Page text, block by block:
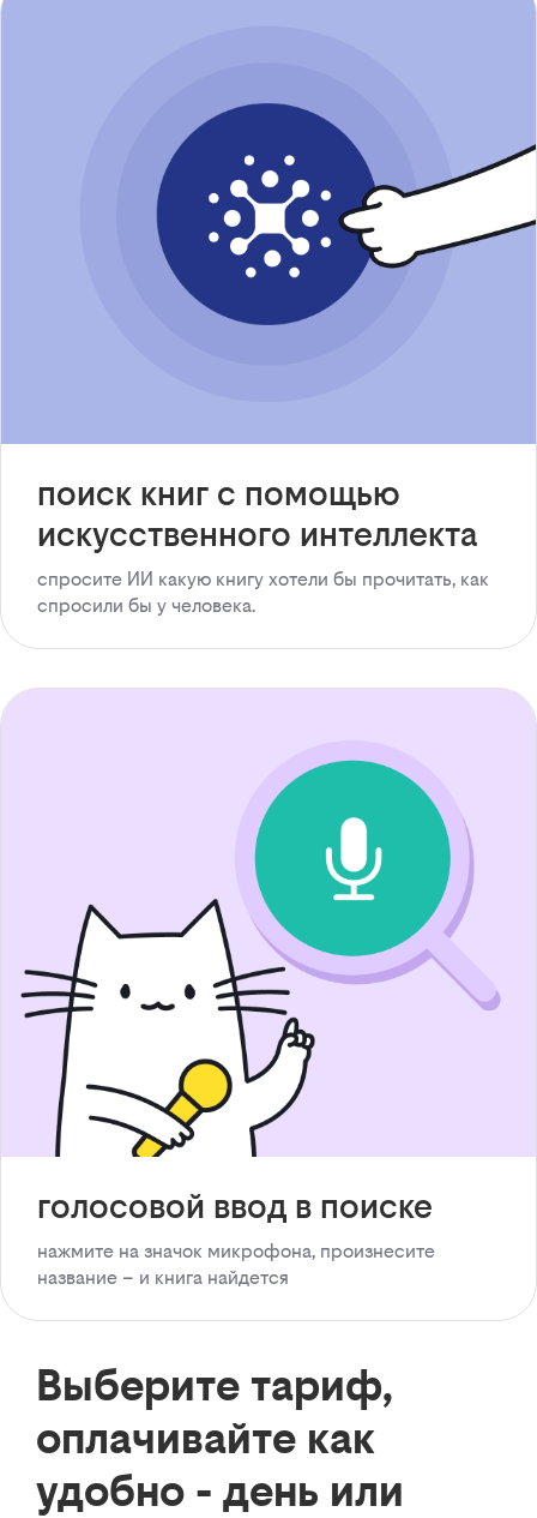
поиск книг с помощью
искусственного интеллекта
спросите ИИ какую книгу хотели бы прочитать, как
спросили бы у человека.
голосовой ввод в поиске
нажмите на значок микрофона, произнесите
название – и книга найдется
Выберите тариф,
оплачивайте как
удобно - день или